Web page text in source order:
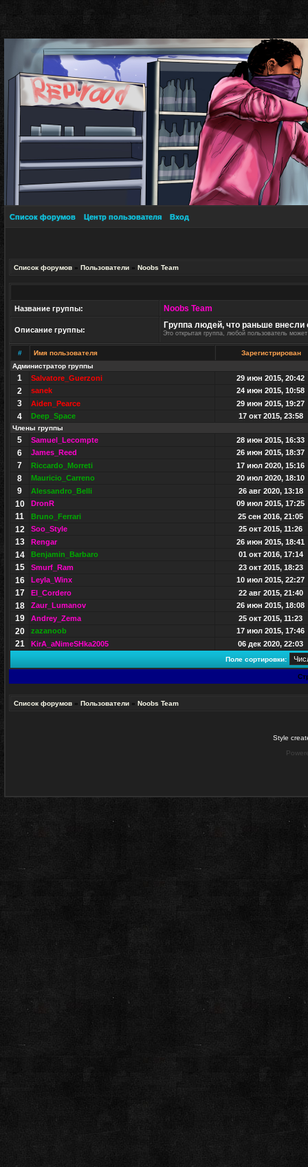
Список форумов Центр пользователя Вход
Список форумов » Пользователи » Noobs Team
Название группы: Noobs Team
Описание группы: Группа людей, что раньше внесли
Это открытая группа, любой пользователь
# Имя пользователя
Зарегистрирован
Администратор группы
1 Salvatore_Guerzoni 29 июн 2015, 20:42
2 sanek 24 июн 2015, 10:58
3 Aiden_Pearce 29 июн 2015, 19:27
4 Deep_Space 17 окт 2015, 23:58
Члены группы
5 Samuel_Lecompte 28 июн 2015, 16:33
6 James_Reed 26 июн 2015, 18:37
7 Riccardo_Morreti 17 июл 2020, 15:16
8 Mauricio_Carreno 20 июл 2020, 18:10
9 Alessandro_Belli 26 авг 2020, 13:18
10 DronR 09 июл 2015, 17:25
11 Bruno_Ferrari 25 сен 2016, 21:05
12 Soo_Style 25 окт 2015, 11:26
13 Rengar 26 июн 2015, 18:41
14 Benjamin_Barbaro 01 окт 2016, 17:14
15 Smurf_Ram 23 окт 2015, 18:23
16 Leyla_Winx 10 июл 2015, 22:27
17 El_Cordero 22 авг 2015, 21:40
18 Zaur_Lumanov 26 июн 2015, 18:08
19 Andrey_Zema 25 окт 2015, 11:23
20 zazanoob 17 июл 2015, 17:46
21 KirA_aNimeSHka2005 06 дек 2020, 22:03
Поле сортировки:
Список форумов » Пользователи » Noobs Team
Style